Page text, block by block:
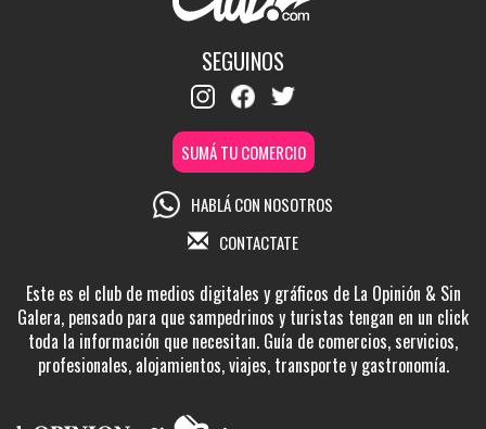
SEGUINOS
SUMÁ TU COMERCIO
HABLÁ CON NOSOTROS
CONTACTATE
Este es el club de medios digitales y gráficos de La Opinión & Sin
Galera, pensado para que sampedrinos y turistas tengan en un click
toda la información que necesitan. Guía de comercios, servicios,
profesionales, alojamientos, viajes, transporte y gastronomía.